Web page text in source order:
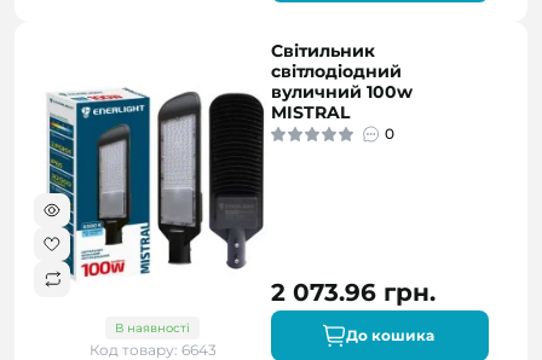
В наявності
Код товару: 6643
Світильник
світлодіодний
вуличний 100w
MISTRAL
0
2 073.96 грн.
До кошика